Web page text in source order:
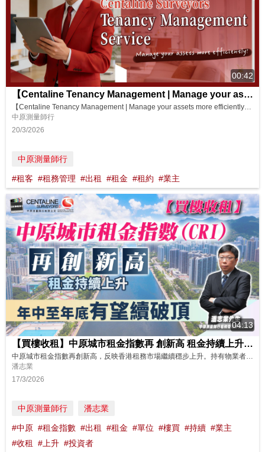
00:42
【Centaline Tenancy Management | Manage your assets】
【Centaline Tenancy Management | Manage your assets more efficiently】 Every property investment begins with the expectation of stable returns. Centaline Surveyors Limited offers professional Tenancy ...
中原測量師行
20/3/2026
中原測量師行
#租客 #租務管理 #出租 #租金 #租約 #業主
04:13
【買樓收租】中原城市租金指數再 創新高 租金持續上升 年中至年 底有望續破頂│租金上升│業主
中原城市租金指數再創新高，反映香港租務市場繼續穩步上升。持有物業者要點樣部署？現時係買樓好時機？即刻睇睇中原測量師行租務管理部高級經理潘志業先生的分享啦! https://www.youtube.com/watch?v=AExFcjTsTUI 如果你想了解更多關於中原租務管理服務詳細內容！可致電免費諮詢熱線 (852) 2139 6698查詢。 ------------------------...
潘志業
17/3/2026
中原測量師行 潘志業
#中原 #租金指數 #出租 #租金 #單位 #樓買 #持續 #業主
#收租
#上升 #投資者